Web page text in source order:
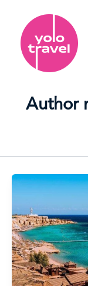
content
Author